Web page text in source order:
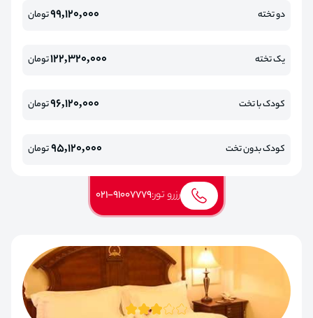
دو تخته 99,120,000تومان
یک تخته 122,320,000تومان
کودک با تخت 96,120,000تومان
کودک بدون تخت 95,120,000تومان
رزرو تور:021-91007779